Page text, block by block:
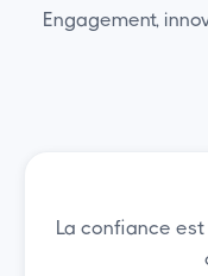
Engagement,
La confiance